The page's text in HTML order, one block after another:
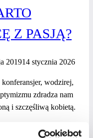
Z PASJĄ?
201914 stycznia 2026
wodzirej,
zdradza nam
i szczęśliwą kobietą.